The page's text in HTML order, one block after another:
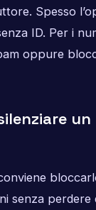
Spesso
ID. Per i
oppure
senza